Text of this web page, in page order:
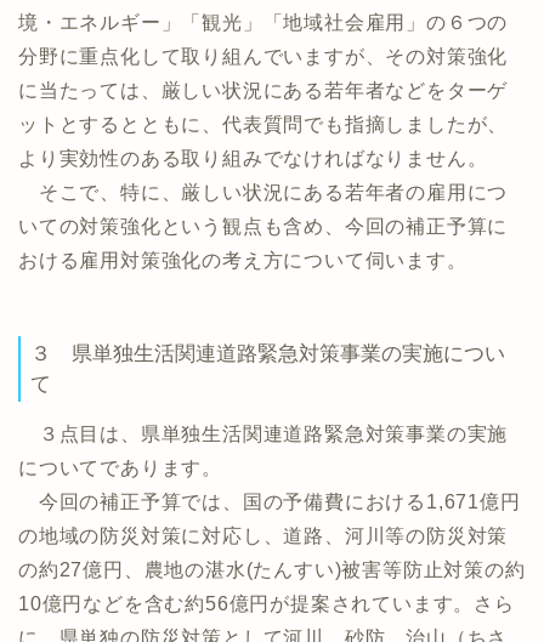
境・エネルギー」「観光」「地域社会雇用」の６つの
分野に重点化して取り組んでいますが、その対策強化
に当たっては、厳しい状況にある若年者などをターゲ
ットとするとともに、代表質問でも指摘しましたが、
より実効性のある取り組みでなければなりません。
そこで、特に、厳しい状況にある若年者の雇用につ
いての対策強化という観点も含め、今回の補正予算に
おける雇用対策強化の考え方について伺います。
３ 県単独生活関連道路緊急対策事業の実施につい
て
３点目は、県単独生活関連道路緊急対策事業の実施
についてであります。
今回の補正予算では、国の予備費における1,671億円
の地域の防災対策に対応し、道路、河川等の防災対策
の約27億円、農地の湛水(たんすい)被害等防止対策の約
10億円などを含む約56億円が提案されています。さら
に、県単独の防災対策として河川、砂防、治山（ちさ